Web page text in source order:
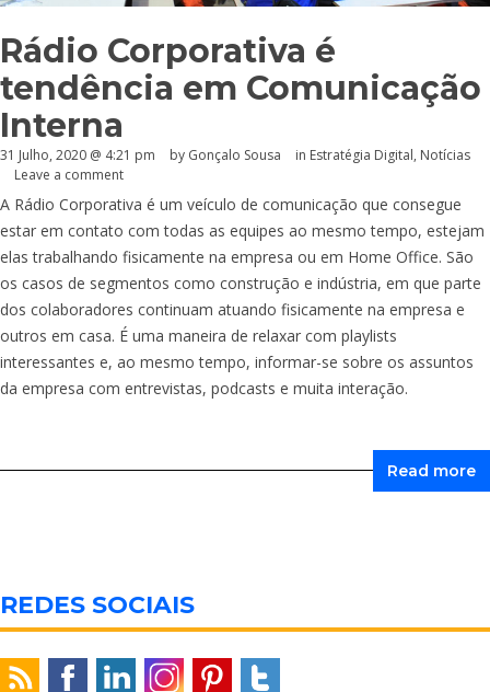
Rádio Corporativa é
tendência em Comunicação
Interna
31 Julho, 2020 @ 4:21 pm by Gonçalo Sousa in Estratégia Digital, Notícias
Leave a comment
A Rádio Corporativa é um veículo de comunicação que consegue
estar em contato com todas as equipes ao mesmo tempo, estejam
elas trabalhando fisicamente na empresa ou em Home Office. São
os casos de segmentos como construção e indústria, em que parte
dos colaboradores continuam atuando fisicamente na empresa e
outros em casa. É uma maneira de relaxar com playlists
interessantes e, ao mesmo tempo, informar-se sobre os assuntos
da empresa com entrevistas, podcasts e muita interação.
Read more
REDES SOCIAIS